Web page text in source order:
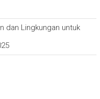
dan Lingkungan untuk